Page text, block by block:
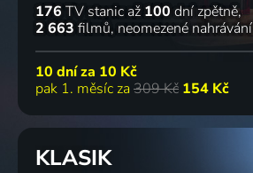
176 TV stanic až 100 dní zpětně
2 663 filmů neomezené nahrávání
10 dní za 10 Kč
pak 1. měsíc za 309 Kč 154 Kč
KLASIK